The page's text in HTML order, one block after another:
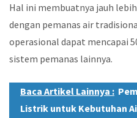
Hal ini membuatnya jauh
dengan pemanas air
operasional dapat mencapai
sistem pemanas lainnya.
Baca Artikel Lainnya :
Listrik untuk Kebutuhan